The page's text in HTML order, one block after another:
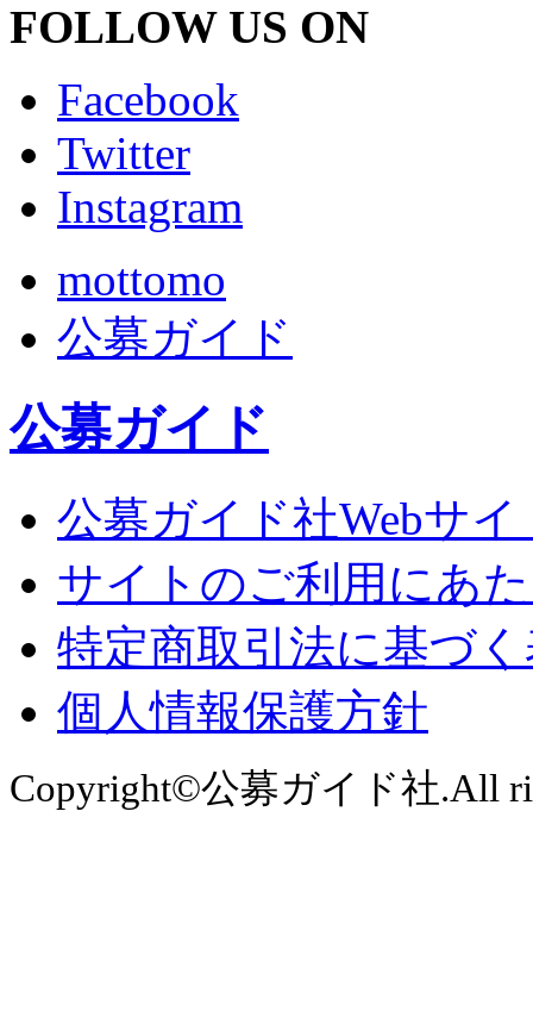
FOLLOW US ON
Facebook
Twitter
Instagram
mottomo
公募ガイド
公募ガイド
公募ガイド社Webサイ
サイトのご利用にあ
特定商取引法に基づ
個人情報保護方針
Copyright©公募ガイド社.All